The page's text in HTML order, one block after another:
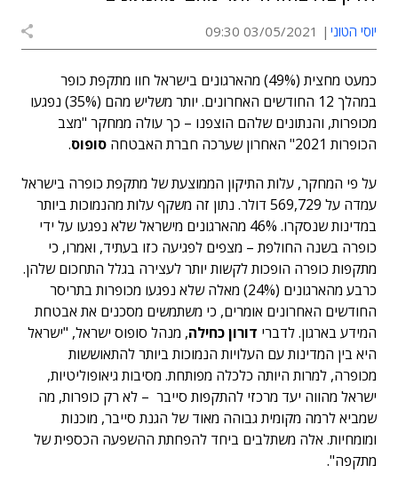
יוסי הטוני 03/05/2021 09:30
כמעט מחצית (49%) מהארגונים בישראל חוו מתקפת כופר
במהלך 12 החודשים האחרונים. יותר משליש מהם (35%) נפגעו
מכופרות, והנתונים שלהם הוצפנו – כך עולה ממחקר "מצב
הכופרות 2021" האחרון שערכה חברת האבטחה
סופוס.
על פי המחקר, עלות התיקון הממוצעת של מתקפת כופרה בישראל
עמדה על 569,729 דולר. נתון זה משקף עלות מהנמוכות ביותר
במדינות שנסקרו. 46% מהארגונים מישראל שלא נפגעו על ידי
כופרה בשנה החולפת – מצפים לפגיעה כזו בעתיד, ואמרו, כי
מתקפות כופרה הופכות לקשות יותר לעצירה בגלל התחכום שלהן.
כרבע מהארגונים (24%) מאלה שלא נפגעו מכופרות בתריסר
החודשים האחרונים אומרים, כי משתמשים מסכנים את אבטחת
המידע בארגון. לדברי דורון כחילה, מנהל סופוס ישראל, "ישראל
היא בין המדינות עם העלויות הנמוכות ביותר להתאוששות
מכופרה, למרות היותה כלכלה מפותחת. מסיבות גיאופוליטיות,
ישראל מהווה יעד מרכזי להתקפות סייבר – לא רק כופרות, מה
שמביא לרמה מקומית גבוהה מאוד של הגנת סייבר, מוכנות
ומומחיות. אלה משתלבים ביחד להפחתת ההשפעה הכספית של
מתקפה".